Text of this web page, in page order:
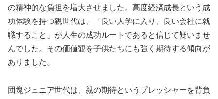
の精神的な負担を増大させました。高度経済成長という成
功体験を持つ親世代は、「良い大学に入り、良い会社に就
職すること」が人生の成功ルートであると信じて疑いませ
んでした。その価値観を子供たちにも強く期待する傾向が
ありました。
団塊ジュニア世代は、親の期待というプレッシャーを背負